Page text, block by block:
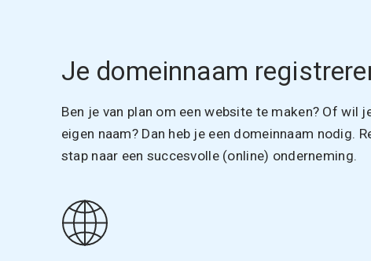
Je domeinnaam
Ben je van plan om een website te maken? Of wil
eigen naam? Dan heb je een domeinnaam nodig.
stap naar een succesvolle (online) onderneming.